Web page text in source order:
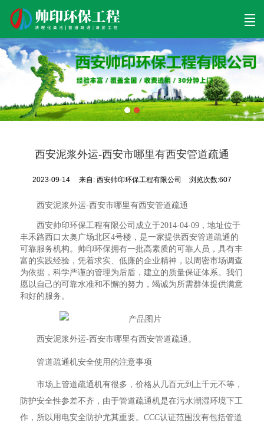
首页 清理工程 清淤工程 污泥工程 清淤检测
西安泥浆外运-西安市哪里有西安管道疏通
2023-09-14 来自:西安帅印环保工程有限公司 浏览次数:607
西安泥浆外运-西安市哪里有西安管道疏通
西安帅印环保工程有限公司成立于2014-04-09，地址位于
丰禾路西口太奥广场北区4号楼，是一家提供西安管道疏通的
可靠服务机构。帅印环保拥有一批高素质的可靠人员，具有丰
富的实践经验，凭着求实、低廉的企业精神，以周密市场调查
为依据，科学严谨的管理为后盾，建立的质量保证体系。我们
愿以自己的可靠水准和不懈的努力，竭诚为所需群体提供满意
和好的服务。
西安泥浆外运-西安市哪里有西安管道疏通。
管道疏通机安全使用的注意事项
市场上管道疏通机有很多，价格从几百元到上千元不等，
防护安全性参差不齐，由于管道疏通机是在污水潮湿环境下工
作，所以用电安全防护尤其重要。CCC认证范围没有包括管道